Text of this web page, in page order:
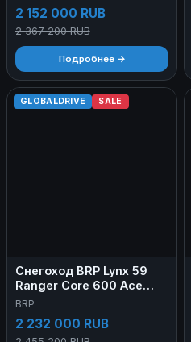
2 152 000 RUB
2 367 200 RUB
Подробнее →
GLOBALDRIVE SALE
Снегоход BRP Lynx 59
Ranger Core 600 Ace
2026
BRP
2 232 000 RUB